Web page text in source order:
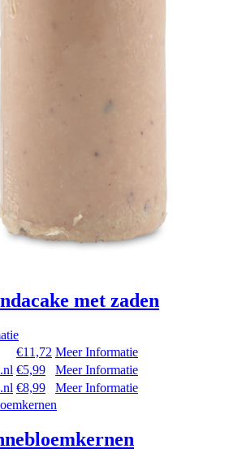
met zaden
€11,72 Meer Informatie
€5,99
Meer Informatie
€8,99 Meer Informatie